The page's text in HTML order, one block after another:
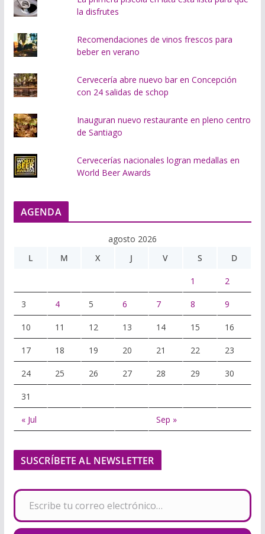
la disfrutes
Recomendaciones de vinos frescos para
beber en verano
Cervecería abre nuevo bar en Concepción
con 24 salidas de schop
Inauguran nuevo restaurante en pleno centro
de Santiago
Cervecerías nacionales logran medallas en
World Beer Awards
AGENDA
agosto 2026
L
M X J V S D
1 2
3 4 5 6 7 8 9
10 11 12 13 14 15 16
17 18 19 20 21 22 23
24 25 26 27 28 29 30
31
« Jul Sep »
SUSCRÍBETE AL NEWSLETTER
Escribe tu correo electrónico…